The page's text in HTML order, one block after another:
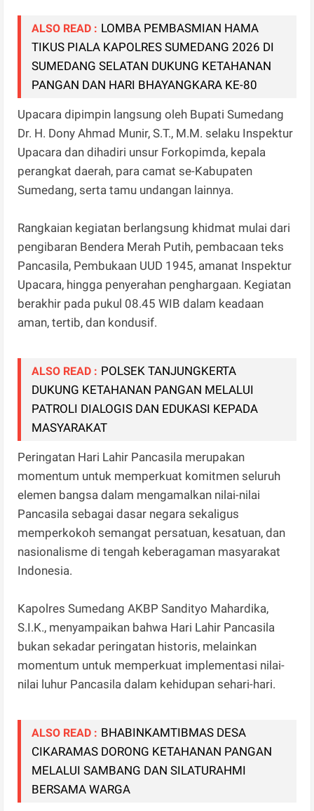
ALSO READ : LOMBA PEMBASMIAN HAMA
TIKUS PIALA KAPOLRES SUMEDANG 2026 DI
SUMEDANG SELATAN DUKUNG KETAHANAN
PANGAN DAN HARI BHAYANGKARA KE-80
Upacara dipimpin langsung oleh Bupati Sumedang
Dr. H. Dony Ahmad Munir, S.T., M.M. selaku Inspektur
Upacara dan dihadiri unsur Forkopimda, kepala
perangkat daerah, para camat se-Kabupaten
Sumedang, serta tamu undangan lainnya.
Rangkaian kegiatan berlangsung khidmat mulai dari
pengibaran Bendera Merah Putih, pembacaan teks
Pancasila, Pembukaan UUD 1945, amanat Inspektur
Upacara, hingga penyerahan penghargaan. Kegiatan
berakhir pada pukul 08.45 WIB dalam keadaan
aman, tertib, dan kondusif.
ALSO READ : POLSEK TANJUNGKERTA
DUKUNG KETAHANAN PANGAN MELALUI
PATROLI DIALOGIS DAN EDUKASI KEPADA
MASYARAKAT
Peringatan Hari Lahir Pancasila merupakan
momentum untuk memperkuat komitmen seluruh
elemen bangsa dalam mengamalkan nilai-nilai
Pancasila sebagai dasar negara sekaligus
memperkokoh semangat persatuan, kesatuan, dan
nasionalisme di tengah keberagaman masyarakat
Indonesia.
Kapolres Sumedang AKBP Sandityo Mahardika,
S.I.K., menyampaikan bahwa Hari Lahir Pancasila
bukan sekadar peringatan historis, melainkan
momentum untuk memperkuat implementasi nilai-
nilai luhur Pancasila dalam kehidupan sehari-hari.
ALSO READ : BHABINKAMTIBMAS DESA
CIKARAMAS DORONG KETAHANAN PANGAN
MELALUI SAMBANG DAN SILATURAHMI
BERSAMA WARGA